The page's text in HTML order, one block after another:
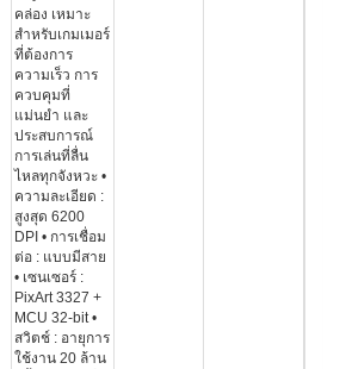
คล่อง เหมาะ
สำหรับเกมเมอร์
ที่ต้องการ
ความเร็ว การ
ควบคุมที่
แม่นยำ และ
ประสบการณ์
การเล่นที่ลื่น
ไหลทุกจังหวะ •
ความละเอียด :
สูงสุด 6200
DPI • การเชื่อม
ต่อ : แบบมีสาย
• เซนเซอร์ :
PixArt 3327 +
MCU 32-bit •
สวิตช์ : อายุการ
ใช้งาน 20 ล้าน